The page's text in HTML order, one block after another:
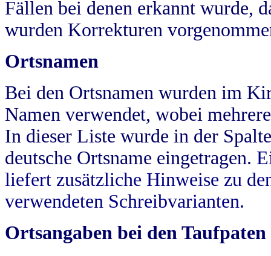
Fällen bei denen erkannt wurde,
wurden Korrekturen
Ortsnamen
Bei den Ortsnamen wurden im
Namen verwendet, wobei
In dieser Liste wurde in der
deutsche Ortsname eingetragen.
liefert zusätzliche Hinweise zu
verwendeten Schreibvarianten.
Ortsangaben bei den Taufpaten